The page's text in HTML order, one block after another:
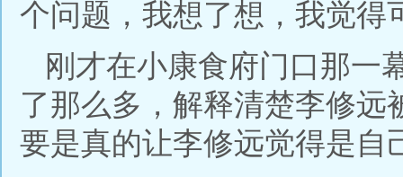
个问题，我想了想，我觉得
刚才在小康食府门口那一
了那么多，解释清楚李修
要是真的让李修远觉得是自